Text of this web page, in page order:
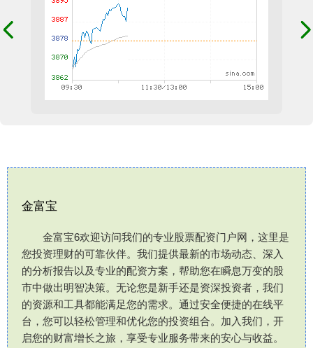
金富宝
金富宝6欢迎访问我们的专业股票配资门户网，这里是
您投资理财的可靠伙伴。我们提供最新的市场动态、深入
的分析报告以及专业的配资方案，帮助您在瞬息万变的股
市中做出明智决策。无论您是新手还是资深投资者，我们
的资源和工具都能满足您的需求。通过安全便捷的在线平
台，您可以轻松管理和优化您的投资组合。加入我们，开
启您的财富增长之旅，享受专业服务带来的安心与收益。